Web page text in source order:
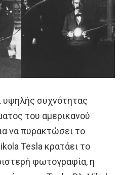
υψηλής συχνότητας
του αμερικανού
να πυρακτώσει το
Tesla κρατάει το
φωτογραφία, η